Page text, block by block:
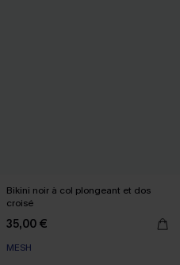
Bikini noir à col plongeant et dos
croisé
35,00 €
MESH